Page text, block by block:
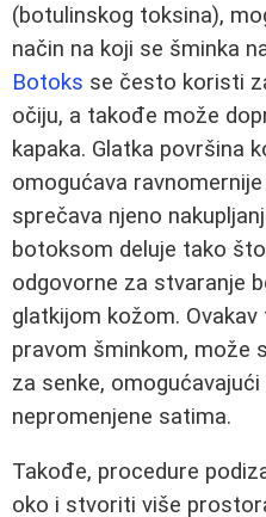
(botulinskog toksina),
način na koji se šminka
Botoks se često koristi
očiju, a takođe može
kapaka. Glatka površina
omogućava
sprečava njeno
botoksom deluje tako
odgovorne za stvaranje
glatkijom kožom.
pravom šminkom, može
za senke,
nepromenjene satima.
Takođe, procedure
oko i stvoriti više